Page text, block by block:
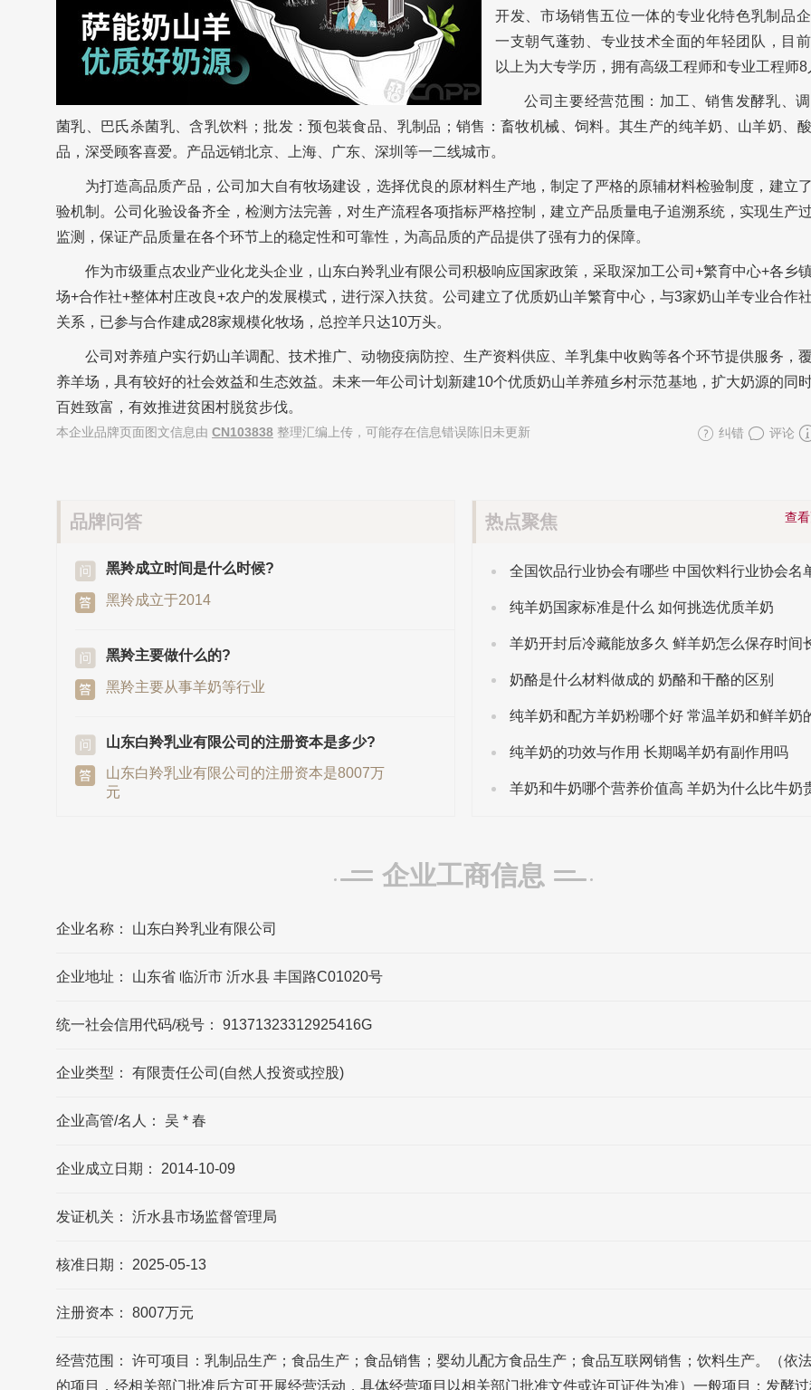
开发、市场销售五位一体的专业化特色乳制品
一支朝气蓬勃、专业技术全面的年轻团队，目
以上为大专学历，拥有高级工程师和专业工程师8
公司主要经营范围：加工、销售发酵乳、
菌乳、巴氏杀菌乳、含乳饮料；批发：预包装食品、乳制品；销售：畜牧机械、饲料。其生产的纯羊奶、山羊奶、
品，深受顾客喜爱。产品远销北京、上海、广东、深圳等一二线城市。
为打造高品质产品，公司加大自有牧场建设，选择优良的原材料生产地，制定了严格的原辅材料检验制度，建立
验机制。公司化验设备齐全，检测方法完善，对生产流程各项指标严格控制，建立产品质量电子追溯系统，实现生产
监测，保证产品质量在各个环节上的稳定性和可靠性，为高品质的产品提供了强有力的保障。
作为市级重点农业产业化龙头企业，山东白羚乳业有限公司积极响应国家政策，采取深加工公司+繁育中心+各乡
场+合作社+整体村庄改良+农户的发展模式，进行深入扶贫。公司建立了优质奶山羊繁育中心，与3家奶山羊专业合作
关系，已参与合作建成28家规模化牧场，总控羊只达10万头。
公司对养殖户实行奶山羊调配、技术推广、动物疫病防控、生产资料供应、羊乳集中收购等各个环节提供服务，
养羊场，具有较好的社会效益和生态效益。未来一年公司计划新建10个优质奶山羊养殖乡村示范基地，扩大奶源的同
百姓致富，有效推进贫困村脱贫步伐。
本企业品牌页面图文信息由 CN103838 整理汇编上传，可能存在信息错误陈旧未更新 纠错 评论
品牌问答
黑羚成立时间是什么时候?
黑羚成立于2014
黑羚主要做什么的?
黑羚主要从事羊奶等行业
山东白羚乳业有限公司的注册资本是多少?
山东白羚乳业有限公司的注册资本是8007万
元
山东白羚乳业有限公司的法定代表人是?
春
黑羚的联系方式?
黑羚官网公布的联系方式是400-1010807，可
能数据更新不及时，请以品牌官网/官方公布
1285269214@qq.com，可能数据更新不及
时，请以品牌官网/官方公布的联系方式为准
山东白羚乳业有限公司的企业所在地位于山
查
热点聚焦
全国饮品行业协会有哪些 中国饮料行业协会名
‌纯羊奶国家标准是什么 如何挑选优质羊奶
羊奶开封后冷藏能放多久 鲜羊奶怎么保存时间
奶酪是什么材料做成的 奶酪和干酪的区别
纯羊奶的功效与作用 长期喝羊奶有副作用吗
羊奶和牛奶哪个营养价值高 羊奶为什么比牛奶
企业工商信息
企业名称： 山东白羚乳业有限公司
企业地址： 山东省 临沂市 沂水县 丰国路C01020号
统一社会信用代码/税号： 91371323312925416G
企业类型： 有限责任公司(自然人投资或控股)
企业高管/名人： 吴 * 春
企业成立日期： 2014-10-09
发证机关： 沂水县市场监督管理局
核准日期： 2025-05-13
注册资本： 8007万元
经营范围： 许可项目：乳制品生产；食品生产；食品销售；婴幼儿配方食品生产；食品互联网销售；饮料生产。（依
的项目，经相关部门批准后方可开展经营活动，具体经营项目以相关部门批准文件或许可证件为准）一般项目：发酵